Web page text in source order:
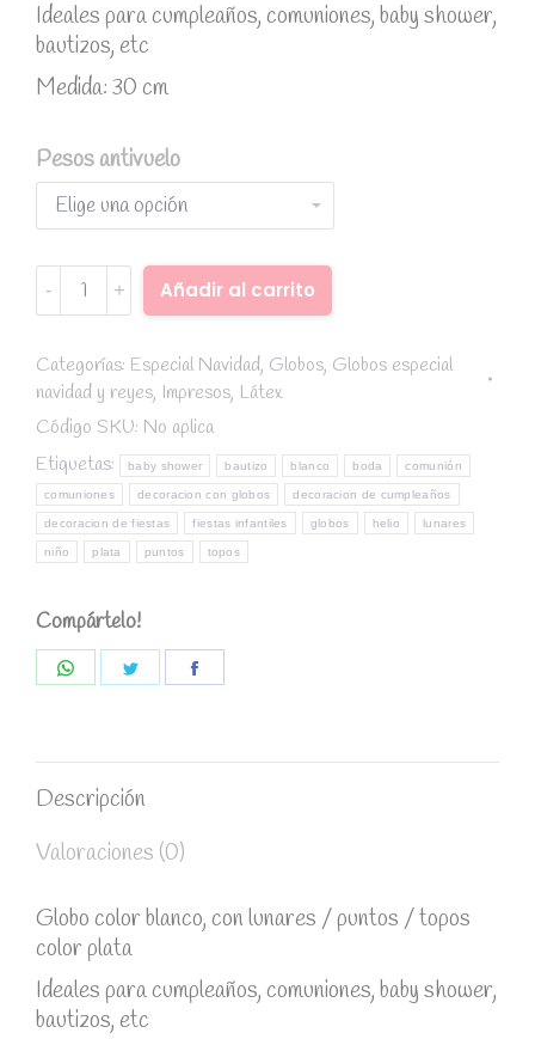
Ideales para cumpleaños, comuniones, baby shower,
bautizos, etc
Medida: 30 cm
Pesos antivuelo
Globo
blanco
topos
plata
quantity
Añadir al carrito
Categorías: Especial Navidad, Globos, Globos especial
navidad y reyes, Impresos, Látex
Código SKU: No aplica
Etiquetas:
baby shower bautizo blanco boda comunión
comuniones decoracion con globos decoracion de cumpleaños
decoracion de fiestas fiestas infantiles globos helio lunares
niño plata puntos topos
Compártelo!
Descripción
Valoraciones (0)
Globo color blanco, con lunares / puntos / topos
color plata
Ideales para cumpleaños, comuniones, baby shower,
bautizos, etc